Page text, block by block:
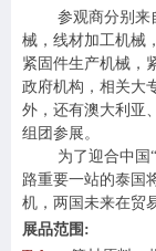
参观商分别来
械 ， 线材加工机械 ，
紧固件生产机械 ，
政府机构，相关大
外，还有澳大利亚、
组团参展。
为了迎合中国
路重要一站的泰国
机 ， 两国未来在贸
展品范围 :